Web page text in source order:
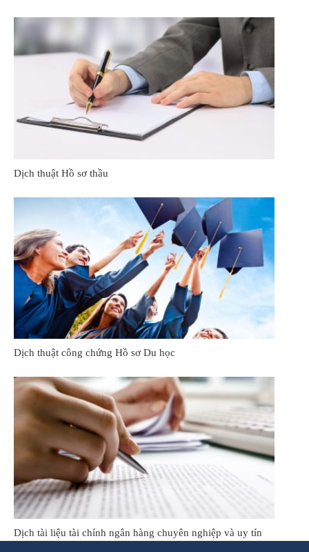
Dịch thuật Hồ sơ thầu
Dịch thuật công chứng Hồ sơ Du học
Dịch tài liệu tài chính ngân hàng chuyên nghiệp và uy tín